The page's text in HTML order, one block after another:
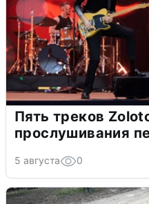
Пять треков
прослушивания
5 августа 0